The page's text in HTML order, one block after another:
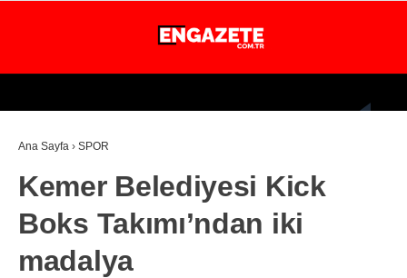
25
İSTANBUL
GÜNDEM
EKONOMİ
DÜNYA
MAGAZİN
Ana Sayfa › SPOR
Kemer Belediyesi Kick
Boks Takımı’ndan iki
madalya